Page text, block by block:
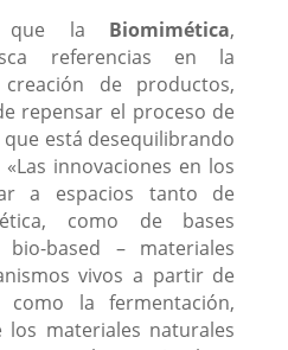
que la Biomimética,
referencias en la
de productos,
repensar el proceso de
está desequilibrando
innovaciones en los
a espacios tanto de
como de bases
bio-based – materiales
vivos a partir de
como la fermentación,
materiales naturales